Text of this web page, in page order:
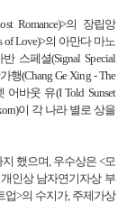
Romance)>의 장립앙
of Love)>의 아만다 마노
스페셜(Signal Special
행(Chang Ge Xing - The
어바웃 유(I Told Sunset
이 각 나라 별로 상을
했으며 우수상은<모
개인상 남자연기자상 부
업>의 수지가, 주제가상